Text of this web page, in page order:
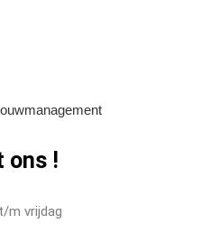
ons !
m vrijdag